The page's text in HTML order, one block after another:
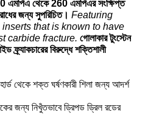
এমপিএ থেকে 260 এমপিএর সংক্ষিপ্ত
জন্য সুপরিচিত। Featuring
that is known to have
carbide fracture. গোলাকার টুংস্টেন
ফ্র্যাকচারের বিরুদ্ধে শক্তিশালী
থেকে শক্ত ঘর্ষণকারী শিলা জন্য আদর্শ
জন্য নিখুঁতভাবে ড্রিপড ড্রিল রডের